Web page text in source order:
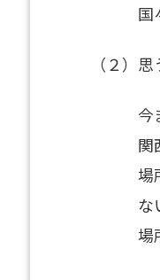
国々
（２）
今ま
関西
場所
ない
場所